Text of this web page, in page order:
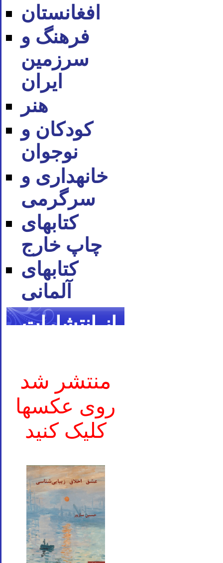
افغانستان
فرهنگ و
سرزمین
ایران
هنر
کودکان و
نوجوان
خانه‪داری و
سرگرمی
کتاب‪های
چاپ خارج
کتاب‪های
آلمانی
از انتشارات
منتشر شد
روی عکسها
کلیک کنید